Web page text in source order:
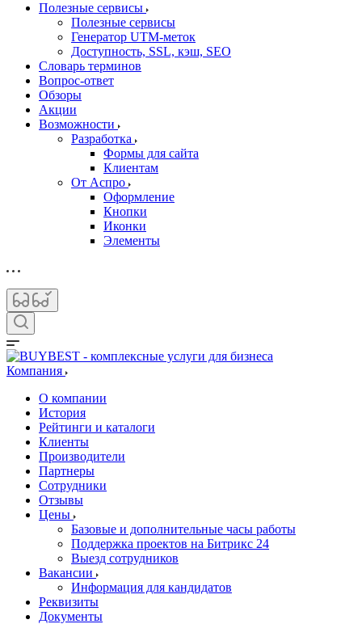
Полезные сервисы
Полезные сервисы
Генератор UTM‑меток
Доступность, SSL, кэш, SEO
Словарь терминов
Вопрос-ответ
Обзоры
Акции
Возможности
Разработка
Формы для сайта
Клиентам
От Аспро
Оформление
Кнопки
Иконки
Элементы
Компания
О компании
История
Рейтинги и каталоги
Клиенты
Производители
Партнеры
Сотрудники
Отзывы
Цены
Базовые и дополнительные часы работы
Поддержка проектов на Битрикс 24
Выезд сотрудников
Вакансии
Информация для кандидатов
Реквизиты
Документы